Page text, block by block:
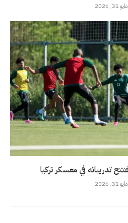
مايو 31, 2026
مايو 31, 2026